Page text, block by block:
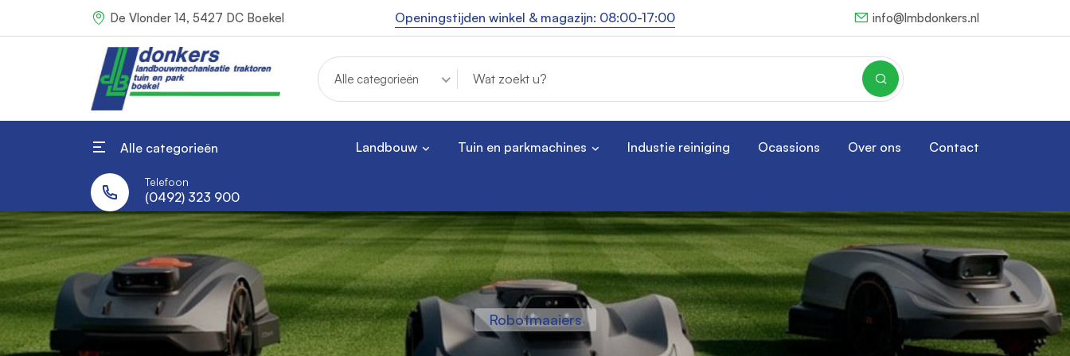
De Vlonder 14, 5427 DC Boekel Openingstijden winkel & magazijn: 08:00-17:00 info@lmbdonkers.nl
Alle categorieën
Alle categorieën Landbouw Tuin en parkmachines Industie reiniging Ocassions Over ons Contact
Telefoon
(0492) 323 900
Robotmaaiers
Landbouw traktoren
Industrie reiniging